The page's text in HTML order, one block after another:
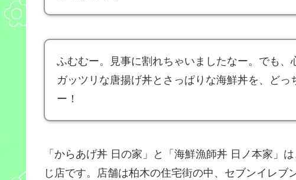
ふむむー。見事に割れちゃいましたなー。でも、
ガッツリな唐揚げ丼とさっぱりな海鮮丼を、どっ
ー！
「からあげ丼 日の家」と「海鮮漁師丼 日ノ本家」
じ店です。店舗は柏木の住宅街の中、セブンイレブ